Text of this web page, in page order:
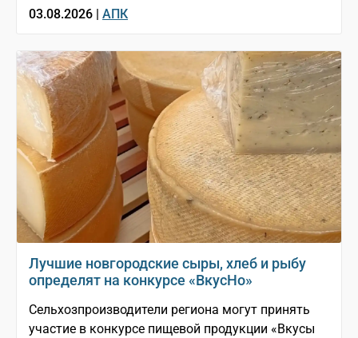
03.08.2026 | АПК
Лучшие новгородские сыры, хлеб и рыбу
определят на конкурсе «ВкусНо»
Сельхозпроизводители региона могут принять
участие в конкурсе пищевой продукции «Вкусы